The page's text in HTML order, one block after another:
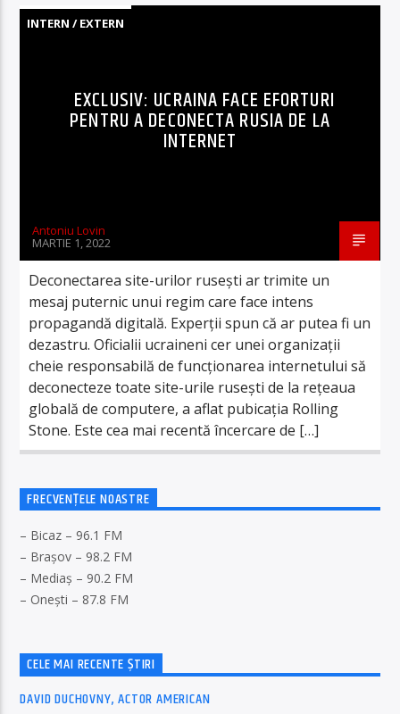
INTERN / EXTERN
EXCLUSIV: UCRAINA FACE EFORTURI
PENTRU A DECONECTA RUSIA DE LA
INTERNET
Antoniu Lovin
MARTIE 1, 2022
Deconectarea site-urilor rusești ar trimite un
mesaj puternic unui regim care face intens
propagandă digitală. Experții spun că ar putea fi un
dezastru. Oficialii ucraineni cer unei organizații
cheie responsabilă de funcționarea internetului să
deconecteze toate site-urile rusești de la rețeaua
globală de computere, a aflat pubicația Rolling
Stone. Este cea mai recentă încercare de […]
FRECVENȚELE NOASTRE
– Bicaz – 96.1 FM
– Brașov – 98.2 FM
– Mediaș – 90.2 FM
– Onești – 87.8 FM
CELE MAI RECENTE ȘTIRI
DAVID DUCHOVNY, ACTOR AMERICAN